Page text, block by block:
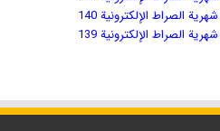
شهریة الصراط الإلكترونية 140
شهریة الصراط الإلكترونية 139